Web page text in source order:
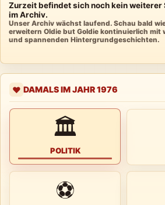
Zurzeit befindet sich noch kein weiterer
im Archiv.
Unser Archiv wächst laufend. Schau bald
erweitern Oldie but Goldie kontinuierlich mit
und spannenden Hintergrundgeschichten.
❤️ DAMALS IM JAHR 1976
🏛
POLITIK
⚽